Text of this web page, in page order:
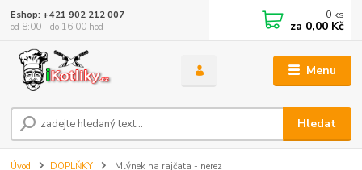
Menu
Hledat
Eshop: +421 902 212 007
od 8:00 - do 16:00 hod
0 ks
za 0,00 Kč
Úvod DOPLŇKY Mlýnek na rajčata - nerez